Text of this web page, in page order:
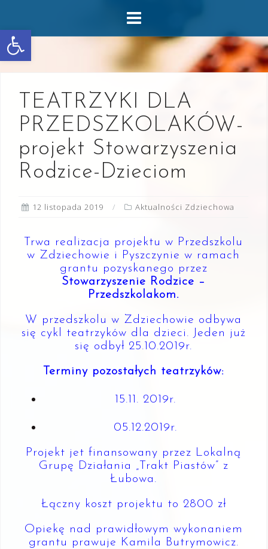
Otwórz pasek narzędzi
content
TEATRZYKI DLA
PRZEDSZKOLAKÓW-
projekt Stowarzyszenia
Rodzice-Dzieciom
12 listopada 2019 Aktualności Zdziechowa
Trwa realizacja projektu w Przedszkolu
w Zdziechowie i Pyszczynie w ramach
grantu pozyskanego przez
Stowarzyszenie Rodzice –
Przedszkolakom.
W przedszkolu w Zdziechowie odbywa
się cykl teatrzyków dla dzieci. Jeden już
się odbył 25.10.2019r.
Terminy pozostałych teatrzyków:
15.11. 2019r.
05.12.2019r.
Projekt jet finansowany przez Lokalną
Grupę Działania „Trakt Piastów” z
Łubowa.
Łączny koszt projektu to 2800 zł
Opiekę nad prawidłowym wykonaniem
grantu prawuje Kamila Butrymowicz.